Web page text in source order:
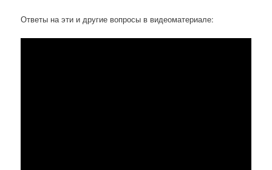
Ответы на эти и другие вопросы в видеоматериале: